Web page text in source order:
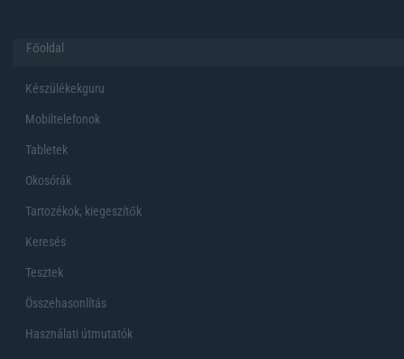
Főoldal
Készülékekguru
Mobiltelefonok
Tabletek
Okosórák
Tartozékok, kiegeszítők
Keresés
Tesztek
Összehasonlítás
Használati útmutatók